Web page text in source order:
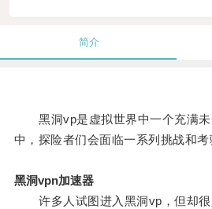
简介
黑洞vp是虚拟世界中一个充满未
中，探险者们会面临一系列挑战和考
黑洞vpn加速器
许多人试图进入黑洞vp，但却很